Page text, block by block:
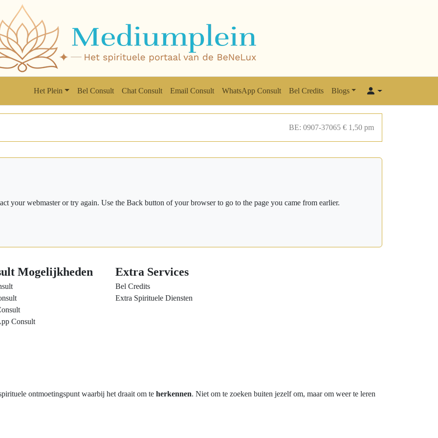
Het Plein Bel Consult Chat Consult Email Consult WhatsApp Consult Bel Credits Blogs
BE: 0907-37065 € 1,50 pm
your webmaster or try again. Use the Back button of your browser to go to the page you came from earlier.
Mogelijkheden
Consult
Extra Services
Bel Credits
Extra Spirituele Diensten
ontmoetingspunt waarbij het draait om te herkennen. Niet om te zoeken buiten jezelf om, maar om weer te leren